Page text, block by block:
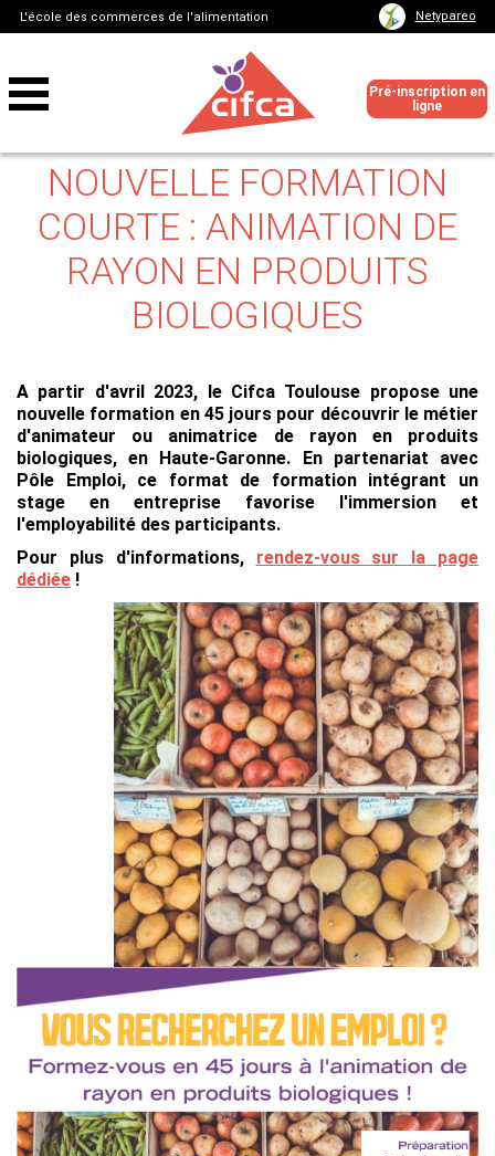
L'école des commerces de l'alimentation Netypareo
Pré-inscription en
ligne
NOUVELLE FORMATION
COURTE : ANIMATION DE
RAYON EN PRODUITS
BIOLOGIQUES
A partir d'avril 2023, le Cifca Toulouse propose une
nouvelle formation en 45 jours pour découvrir le métier
d'animateur ou animatrice de rayon en produits
biologiques, en Haute-Garonne. En partenariat avec
Pôle Emploi, ce format de formation intégrant un
stage en entreprise favorise l'immersion et
l'employabilité des participants.
Pour plus d'informations, rendez-vous sur la page
dédiée !